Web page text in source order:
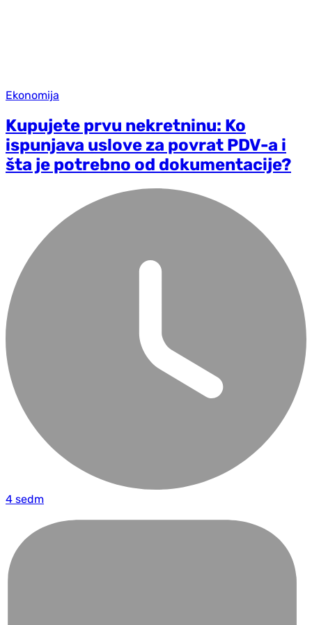
Ekonomija
Kupujete prvu nekretninu: Ko
ispunjava uslove za povrat PDV-a i
šta je potrebno od dokumentacije?
4 sedm